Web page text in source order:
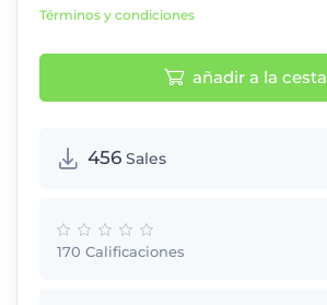
Términos y condiciones
añadir a la cesta
456 Sales
170 Calificaciones